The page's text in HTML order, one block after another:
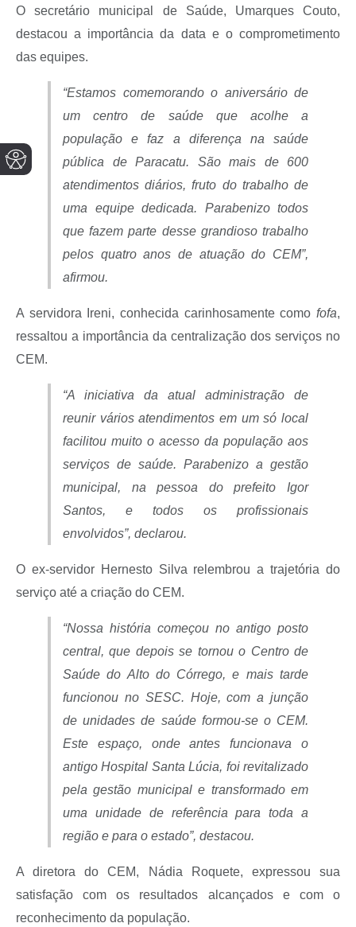
O secretário municipal de Saúde, Umarques Couto,
destacou a importância da data e o comprometimento
das equipes.
“Estamos comemorando o aniversário de
um centro de saúde que acolhe a
população e faz a diferença na saúde
pública de Paracatu. São mais de 600
atendimentos diários, fruto do trabalho de
uma equipe dedicada. Parabenizo todos
que fazem parte desse grandioso trabalho
pelos quatro anos de atuação do CEM”,
afirmou.
A servidora Ireni, conhecida carinhosamente como fofa,
ressaltou a importância da centralização dos serviços no
CEM.
“A iniciativa da atual administração de
reunir vários atendimentos em um só local
facilitou muito o acesso da população aos
serviços de saúde. Parabenizo a gestão
municipal, na pessoa do prefeito Igor
Santos, e todos os profissionais
envolvidos”, declarou.
O ex-servidor Hernesto Silva relembrou a trajetória do
serviço até a criação do CEM.
“Nossa história começou no antigo posto
central, que depois se tornou o Centro de
Saúde do Alto do Córrego, e mais tarde
funcionou no SESC. Hoje, com a junção
de unidades de saúde formou-se o CEM.
Este espaço, onde antes funcionava o
antigo Hospital Santa Lúcia, foi revitalizado
pela gestão municipal e transformado em
uma unidade de referência para toda a
região e para o estado”, destacou.
A diretora do CEM, Nádia Roquete, expressou sua
satisfação com os resultados alcançados e com o
reconhecimento da população.